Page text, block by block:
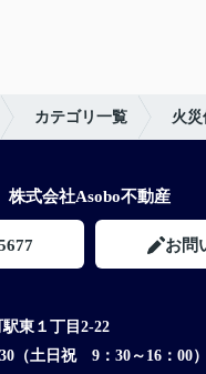
カテゴリ一覧 火
株式会社Asobo不動産
お問
東１丁目2-22
（土日祝 9：30～16：00）